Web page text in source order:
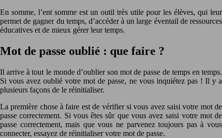
En somme, l’ent somme est un outil très utile pour les élèves, qui leur
permet de gagner du temps, d’accéder à un large éventail de ressources
éducatives et de mieux gérer leur temps.
Mot de passe oublié : que faire ?
Il arrive à tout le monde d’oublier son mot de passe de temps en temps.
Si vous avez oublié votre mot de passe, ne vous inquiétez pas ! Il y a
plusieurs façons de le réinitialiser.
La première chose à faire est de vérifier si vous avez saisi votre mot de
passe correctement. Si vous êtes sûr que vous avez saisi votre mot de
passe correctement, mais que vous ne parvenez toujours pas à vous
connecter, essayez de réinitialiser votre mot de passe.